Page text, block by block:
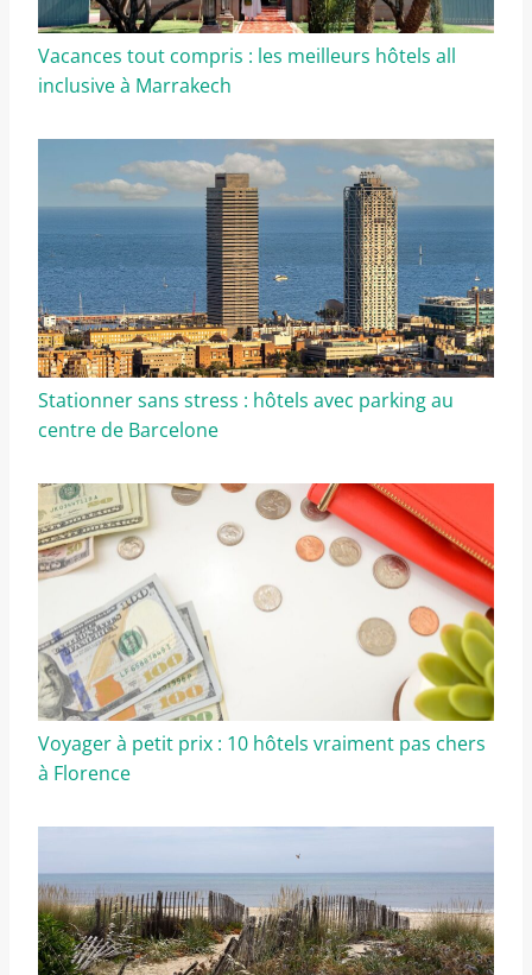
Vacances tout compris : les meilleurs hôtels all
inclusive à Marrakech
Stationner sans stress : hôtels avec parking au
centre de Barcelone
Voyager à petit prix : 10 hôtels vraiment pas chers
à Florence